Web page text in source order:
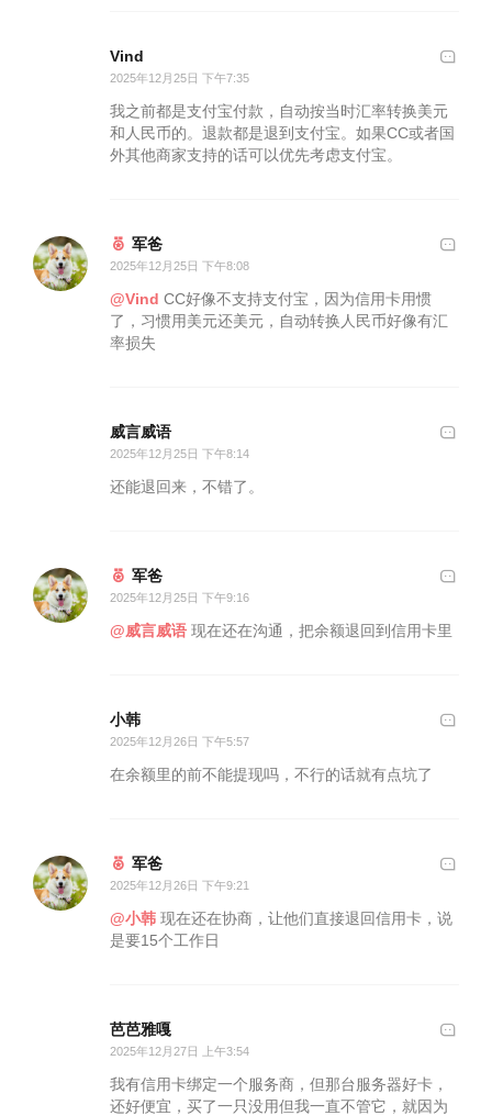
Vind
2025年12月25日 下午7:35
我之前都是支付宝付款，自动按当时汇率转换美元
和人民币的。退款都是退到支付宝。如果CC或者国
外其他商家支持的话可以优先考虑支付宝。
军爸
2025年12月25日 下午8:08
@Vind CC好像不支持支付宝，因为信用卡用惯
了，习惯用美元还美元，自动转换人民币好像有汇
率损失
威言威语
2025年12月25日 下午8:14
还能退回来，不错了。
军爸
2025年12月25日 下午9:16
@威言威语 现在还在沟通，把余额退回到信用卡里
小韩
2025年12月26日 下午5:57
在余额里的前不能提现吗，不行的话就有点坑了
军爸
2025年12月26日 下午9:21
@小韩 现在还在协商，让他们直接退回信用卡，说
是要15个工作日
芭芭雅嘎
2025年12月27日 上午3:54
我有信用卡绑定一个服务商，但那台服务器好卡，
还好便宜，买了一只没用但我一直不管它，就因为